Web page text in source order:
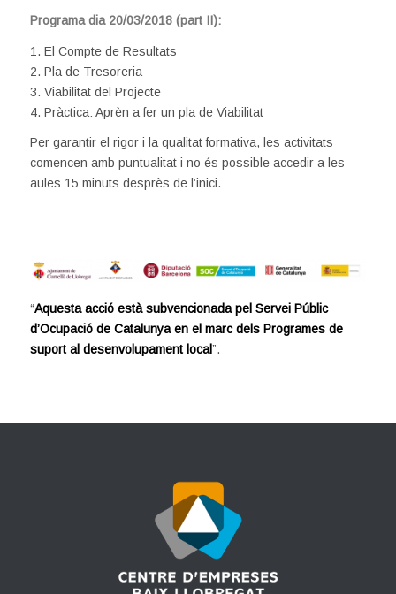
Programa dia 20/03/2018 (part II):
1. El Compte de Resultats
2. Pla de Tresoreria
3. Viabilitat del Projecte
4. Pràctica: Aprèn a fer un pla de Viabilitat
Per garantir el rigor i la qualitat formativa, les activitats
comencen amb puntualitat i no és possible accedir a les
aules 15 minuts desprès de l’inici.
“Aquesta acció està subvencionada pel Servei Públic
d’Ocupació de Catalunya en el marc dels Programes de
suport al desenvolupament local”.